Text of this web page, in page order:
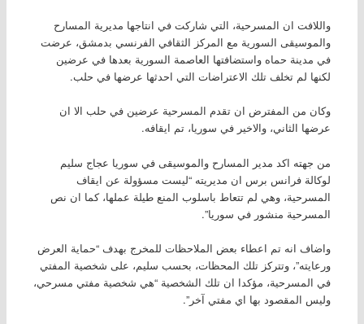
واللافت ان المسرحية، التي شاركت في انتاجها مديرية المسارح
والموسيقى السورية مع المركز الثقافي الفرنسي بدمشق، عرضت
في مدينة حماه واستضافتها العاصمة السورية بعدها في عرضين
لكنها لم تخلف تلك الاعتراضات التي احدثها عرضها في حلب.
وكان من المفترض ان تقدم المسرحية عرضين في حلب الا ان
عرضها الثاني، والاخير في سوريا، تم ايقافه.
من جهته اكد مدير المسارح والموسيقى في سوريا عجاج سليم
لوكالة فرانس برس ان مديريته “ليست مسؤولة عن ايقاف
المسرحية، وهي لم تتعاط باسلوب المنع طيلة عملها، كما ان نص
المسرحية منشور في سوريا”.
واضاف انه تم اعطاء بعض الملاحظات للمخرج بهدف “حماية العرض
ورعايته”، وتتركز تلك المحظات، بحسب سليم، على شخصية المفتي
في المسرحية، مؤكدا ان تلك الشخصية “هي شخصية مفتي مسرحي،
وليس المقصود بها اي مفتي آخر”.